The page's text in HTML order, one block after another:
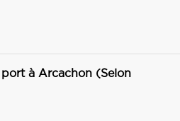
à Arcachon (Selon